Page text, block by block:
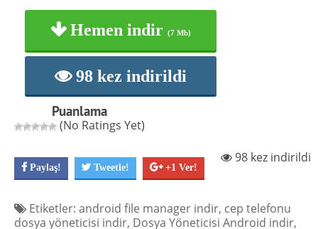
Hemen indir (7 Mb)
98 kez indirildi
Puanlama
(No Ratings Yet)
Paylaş! Tweetle! +1 Ver!
98 kez indirildi
Etiketler: android file manager indir, cep telefonu
dosya yöneticisi indir, Dosya Yöneticisi Android indir,